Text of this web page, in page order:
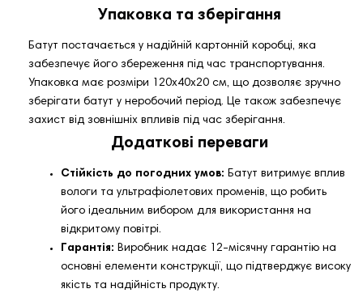
Упаковка та зберігання
Батут постачається у надійній картонній коробці, яка
забезпечує його збереження під час транспортування.
Упаковка має розміри 120х40х20 см, що дозволяє зручно
зберігати батут у неробочий період. Це також забезпечує
захист від зовнішніх впливів під час зберігання.
Додаткові переваги
Стійкість до погодних умов: Батут витримує вплив
вологи та ультрафіолетових променів, що робить
його ідеальним вибором для використання на
відкритому повітрі.
Гарантія: Виробник надає 12-місячну гарантію на
основні елементи конструкції, що підтверджує високу
якість та надійність продукту.